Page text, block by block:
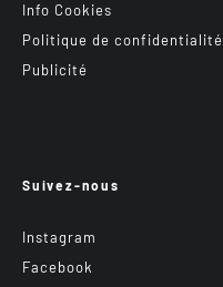
Info Cookies
Politique de confidentialité
Publicité
Suivez-nous
Instagram
Facebook